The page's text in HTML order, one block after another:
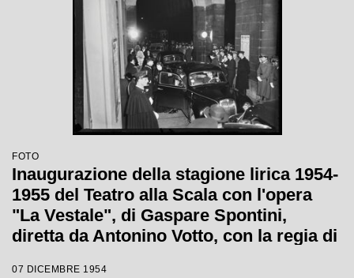
FOTO
Inaugurazione della stagione lirica 1954-
1955 del Teatro alla Scala con l'opera
"La Vestale", di Gaspare Spontini,
diretta da Antonino Votto, con la regia di
07 DICEMBRE 1954